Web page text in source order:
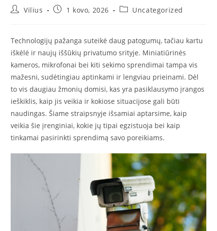
PostVilius
Post1 kovo, 2026
PostUncategorized
Technologijų pažanga suteikė daug patogumų, tačiau kartu
iškėlė ir naujų iššūkių privatumo srityje. Miniatiūrinės
kameros, mikrofonai bei kiti sekimo sprendimai tampa vis
mažesni, sudėtingiau aptinkami ir lengviau prieinami. Dėl
to vis daugiau žmonių domisi, kas yra pasiklausymo įrangos
ieškiklis, kaip jis veikia ir kokiose situacijose gali būti
naudingas. Šiame straipsnyje išsamiai aptarsime, kaip
veikia šie įrenginiai, kokie jų tipai egzistuoja bei kaip
tinkamai pasirinkti sprendimą savo poreikiams.